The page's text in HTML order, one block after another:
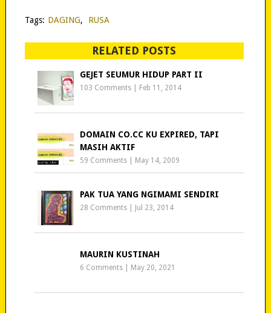
Tags: DAGING, RUSA
RELATED POSTS
GEJET SEUMUR HIDUP PART II
103 Comments Feb 11, 2014
DOMAIN CO.CC KU EXPIRED, TAPI
MASIH AKTIF
59 Comments May 14, 2009
PAK TUA YANG NGIMAMI SENDIRI
28 Comments Jul 23, 2014
MAURIN KUSTINAH
6 Comments May 20, 2021